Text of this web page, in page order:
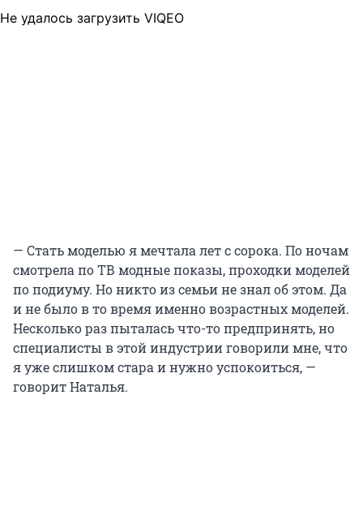
Не удалось загрузить VIQEO
— Стать моделью я мечтала лет с сорока. По ночам
смотрела по ТВ модные показы, проходки моделей
по подиуму. Но никто из семьи не знал об этом. Да
и не было в то время именно возрастных моделей.
Несколько раз пыталась что-то предпринять, но
специалисты в этой индустрии говорили мне, что
я уже слишком стара и нужно успокоиться, —
говорит Наталья.